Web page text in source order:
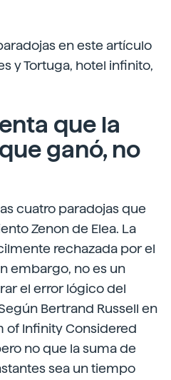
en este artículo
y Tortuga, hotel infinito,
que la
ganó, no
cuatro paradojas que
Zenon de Elea. La
rechazada por el
embargo, no es un
el error lógico del
Bertrand Russell en
of Infinity Considered
no que la suma de
sea un tiempo